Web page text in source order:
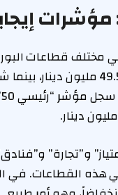
مؤشرات
مختلف قطاعات
و”تجارة” و”فنادق”
هذه القطاعات. في